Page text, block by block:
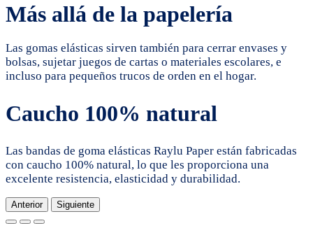
Más allá de la papelería
Las gomas elásticas sirven también para cerrar envases y
bolsas, sujetar juegos de cartas o materiales escolares, e
incluso para pequeños trucos de orden en el hogar.
Caucho 100% natural
Las bandas de goma elásticas Raylu Paper están fabricadas
con caucho 100% natural, lo que les proporciona una
excelente resistencia, elasticidad y durabilidad.
Anterior Siguiente